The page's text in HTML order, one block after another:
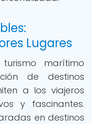
Lugares
marítimo
de destinos
a los viajeros
y fascinantes.
en destinos